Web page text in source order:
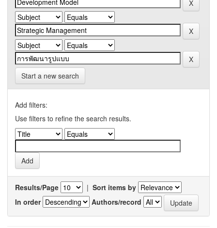
Start a new search
Add filters:
Use filters to refine the search results.
Results/Page | Sort items by
In order
Authors/record